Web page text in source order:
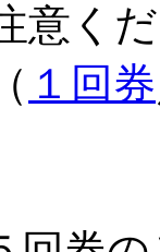
意く
１回券